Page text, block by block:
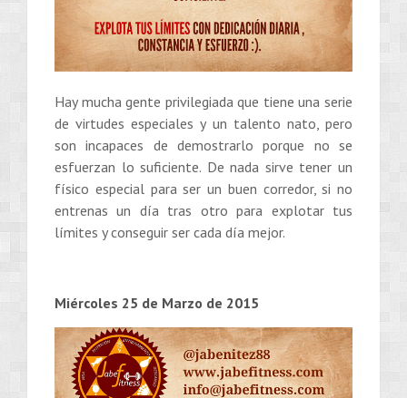
Hay mucha gente privilegiada que tiene una serie
de virtudes especiales y un talento nato, pero
son incapaces de demostrarlo porque no se
esfuerzan lo suficiente. De nada sirve tener un
físico especial para ser un buen corredor, si no
entrenas un día tras otro para explotar tus
límites y conseguir ser cada día mejor.
Miércoles 25 de Marzo de 2015